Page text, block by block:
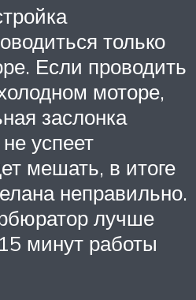
только
Если проводить
моторе,
заслонка
успеет
мешать, в итоге
неправильно.
лучше
минут работы